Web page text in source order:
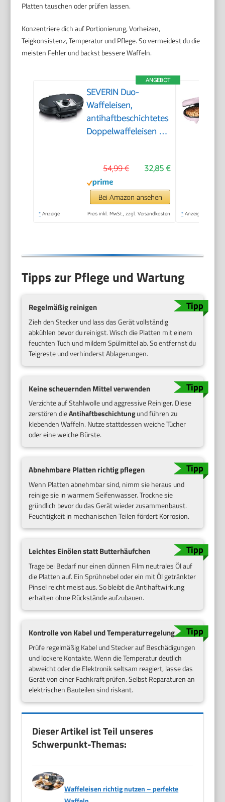
Platten tauschen oder prüfen lassen.
Konzentriere dich auf Portionierung, Vorheizen,
Teigkonsistenz, Temperatur und Pflege. So vermeidest du die
meisten Fehler und backst bessere Waffeln.
ANGEBOT
SEVERIN Duo-
Waffeleisen,
antihaftbeschichtetes
Doppelwaffeleisen für
Herzwaffeleisen im
Slim-Design, ca. 1.200
W Leistung, schwarz,
WA 2106
32,85 €
54,99 €
Bei Amazon ansehen
* Anzeige Preis inkl. MwSt., zzgl. Versandkosten * Anzeige
Tipps zur Pflege und Wartung
Regelmäßig reinigen
Zieh den Stecker und lass das Gerät vollständig
abkühlen bevor du reinigst. Wisch die Platten mit einem
feuchten Tuch und mildem Spülmittel ab. So entfernst du
Teigreste und verhinderst Ablagerungen.
Keine scheuernden Mittel verwenden
Verzichte auf Stahlwolle und aggressive Reiniger. Diese
zerstören dieAntihaftbeschichtungund führen zu
klebenden Waffeln. Nutze stattdessen weiche Tücher
oder eine weiche Bürste.
Abnehmbare Platten richtig pflegen
Wenn Platten abnehmbar sind, nimm sie heraus und
reinige sie in warmem Seifenwasser. Trockne sie
gründlich bevor du das Gerät wieder zusammenbaust.
Feuchtigkeit in mechanischen Teilen fördert Korrosion.
Leichtes Einölen statt Butterhäufchen
Trage bei Bedarf nur einen dünnen Film neutrales Öl auf
die Platten auf. Ein Sprühnebel oder ein mit Öl getränkter
Pinsel reicht meist aus. So bleibt die Antihaftwirkung
erhalten ohne Rückstände aufzubauen.
Kontrolle von Kabel und Temperaturregelung
Prüfe regelmäßig Kabel und Stecker auf Beschädigungen
und lockere Kontakte. Wenn die Temperatur deutlich
abweicht oder die Elektronik seltsam reagiert, lasse das
Gerät von einer Fachkraft prüfen. Selbst Reparaturen an
elektrischen Bauteilen sind riskant.
Dieser Artikel ist Teil unseres
Schwerpunkt-Themas:
Waffeleisen richtig nutzen – perfekte